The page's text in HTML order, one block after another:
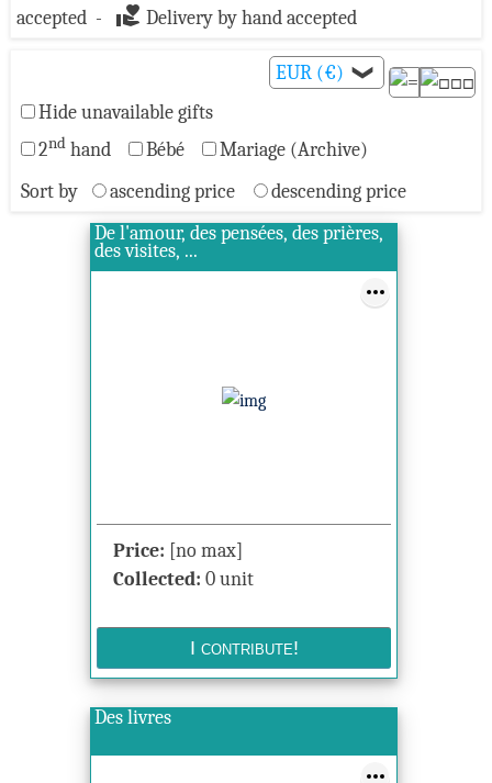
accepted - volunteer_activism Delivery by hand accepted
EUR (€)❯
Hide unavailable gifts
2nd hand Bébé
Mariage (Archive)
Sort by
ascending price
descending price
De l'amour, des pensées, des prières,
des visites, ...
Price: [no max]
Collected: 0 unit
Des livres